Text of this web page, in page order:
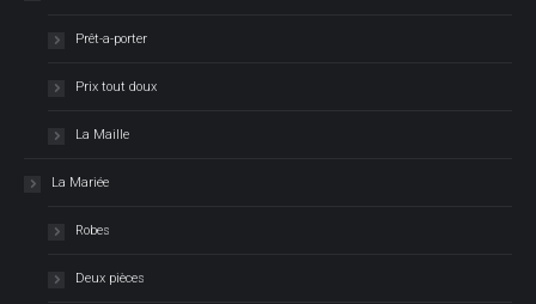
Prêt-a-porter
Prix tout doux
La Maille
La Mariée
Robes
Deux pièces